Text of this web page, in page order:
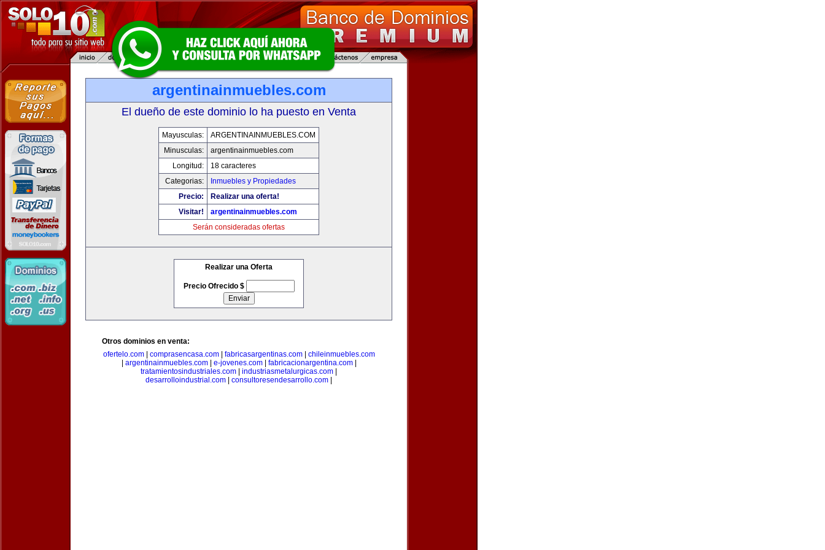
argentinainmuebles.com
El dueño de este dominio lo ha puesto en Venta
Mayusculas:
ARGENTINAINMUEBLES.COM
Minusculas:
argentinainmuebles.com
Longitud:
18 caracteres
Categorias:
Inmuebles y Propiedades
Precio:
Realizar una oferta!
Visitar!
argentinainmuebles.com
Serán consideradas ofertas
Realizar una Oferta
Precio Ofrecido $
Otros dominios en venta:
ofertelo.com| comprasencasa.com| fabricasargentinas.com| chileinmuebles.com
argentinainmuebles.com| e-jovenes.com| fabricacionargentina.com|
tratamientosindustriales.com
industriasmetalurgicas.com
desarrolloindustrial.com
consultoresendesarrollo.com